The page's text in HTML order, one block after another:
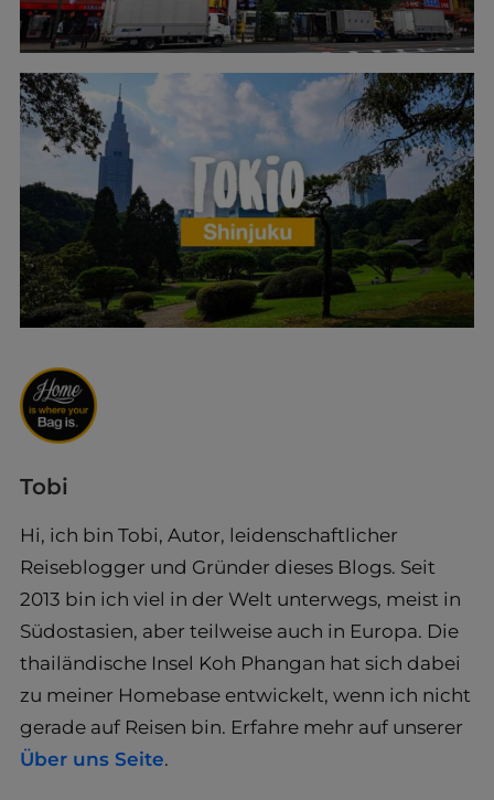
Tobi
Hi, ich bin Tobi, Autor, leidenschaftlicher
Reiseblogger und Gründer dieses Blogs. Seit
2013 bin ich viel in der Welt unterwegs, meist in
Südostasien, aber teilweise auch in Europa. Die
thailändische Insel Koh Phangan hat sich dabei
zu meiner Homebase entwickelt, wenn ich nicht
gerade auf Reisen bin. Erfahre mehr auf unserer
Über uns Seite.